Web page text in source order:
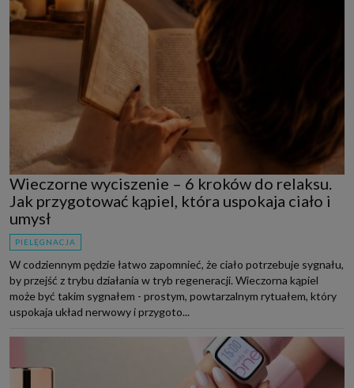
Wieczorne wyciszenie – 6 kroków do relaksu.
Jak przygotować kąpiel, która uspokaja ciało i
umysł
PIELĘGNACJA
W codziennym pędzie łatwo zapomnieć, że ciało potrzebuje sygnału,
by przejść z trybu działania w tryb regeneracji. Wieczorna kąpiel
może być takim sygnałem - prostym, powtarzalnym rytuałem, który
uspokaja układ nerwowy i przygoto...